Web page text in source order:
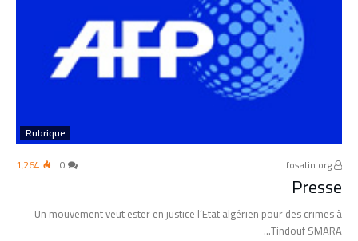
Rubrique
1٬264
Presse
Un mouvement veut ester en justice l’Etat algérien pour des crimes à
Tindouf SMARA…